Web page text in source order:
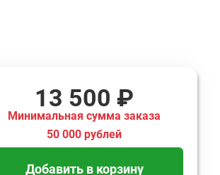
13 500 ₽
Минимальная сумма заказа
50 000 рублей
Добавить в корзину